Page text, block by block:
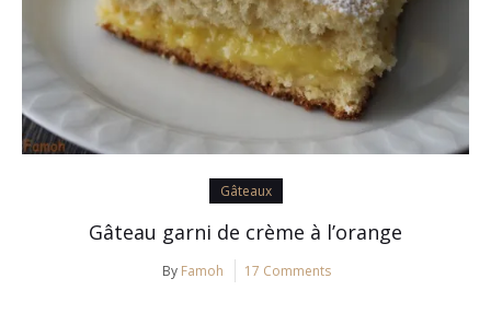
Gâteaux
Gâteau garni de crème à l’orange
By Famoh 17 Comments